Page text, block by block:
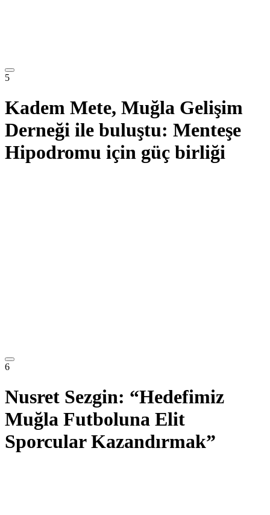
5
Kadem Mete, Muğla Gelişim
Derneği ile buluştu: Menteşe
Hipodromu için güç birliği
6
Nusret Sezgin: “Hedefimiz
Muğla Futboluna Elit
Sporcular Kazandırmak”